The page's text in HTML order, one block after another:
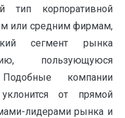
тип корпоративной
или средним фирмам,
сегмент рынка
пользующуюся
компании
от прямой
лидерами рынка и